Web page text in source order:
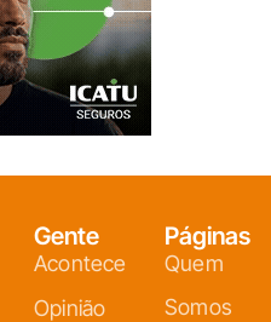
Gente
Acontece
Opinião
Páginas
Quem
Somos